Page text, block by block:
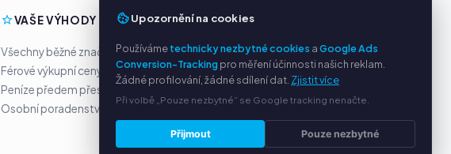
VAŠE VÝHODY
Všechny běžné značky
Férové výkupní ceny
Peníze předem přes PayPal
Osobní poradenství
SLUŽBY
O nás
Ochrana osobních údajů
Kontakt / Právní informace
Časté dotazy (FAQ)
Upozornění na cookies
Používámetechnicky nezbytné cookies aGoogle Ads
Conversion-Trackingpro měření účinnosti našich reklam.
Žádné profilování, žádné sdílení dat. Zjistit více
Při volbě „Pouze nezbytné“ se Google tracking nenačte.
Přijmout Pouze nezbytné